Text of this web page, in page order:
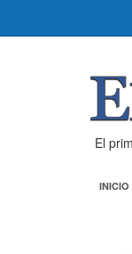
El
INICIO